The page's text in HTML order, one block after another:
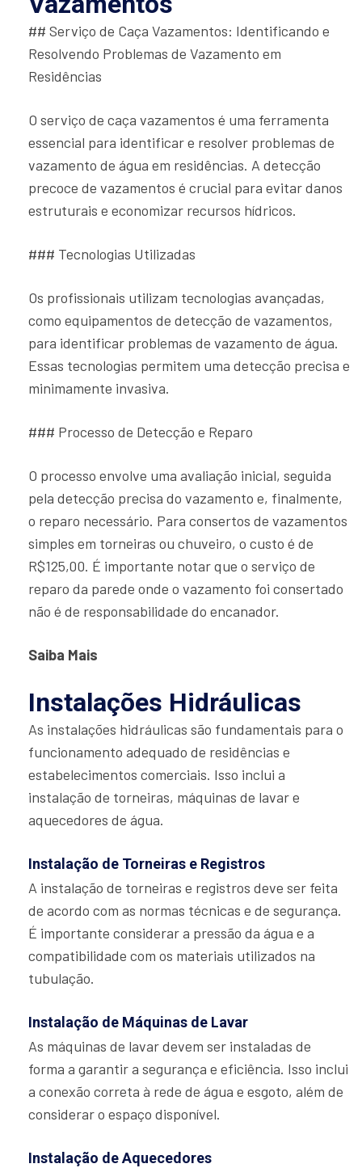
## Serviço de Caça Vazamentos: Identificando e
Resolvendo Problemas de Vazamento em
Residências
O serviço de caça vazamentos é uma ferramenta
essencial para identificar e resolver problemas de
vazamento de água em residências. A detecção
precoce de vazamentos é crucial para evitar danos
estruturais e economizar recursos hídricos.
### Tecnologias Utilizadas
Os profissionais utilizam tecnologias avançadas,
como equipamentos de detecção de vazamentos,
para identificar problemas de vazamento de água.
Essas tecnologias permitem uma detecção precisa e
minimamente invasiva.
### Processo de Detecção e Reparo
O processo envolve uma avaliação inicial, seguida
pela detecção precisa do vazamento e, finalmente,
o reparo necessário. Para consertos de vazamentos
simples em torneiras ou chuveiro, o custo é de
R$125,00. É importante notar que o serviço de
reparo da parede onde o vazamento foi consertado
não é de responsabilidade do encanador.
Saiba Mais
Instalações Hidráulicas
As instalações hidráulicas são fundamentais para o
funcionamento adequado de residências e
estabelecimentos comerciais. Isso inclui a
instalação de torneiras, máquinas de lavar e
aquecedores de água.
Instalação de Torneiras e Registros
A instalação de torneiras e registros deve ser feita
de acordo com as normas técnicas e de segurança.
É importante considerar a pressão da água e a
compatibilidade com os materiais utilizados na
tubulação.
Instalação de Máquinas de Lavar
As máquinas de lavar devem ser instaladas de
forma a garantir a segurança e eficiência. Isso inclui
a conexão correta à rede de água e esgoto, além de
considerar o espaço disponível.
Instalação de Aquecedores